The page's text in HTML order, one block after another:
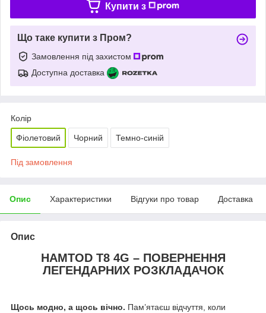
Купити з
Що таке купити з Пром?
Замовлення під захистом
Доступна доставка
Колір
Фіолетовий Чорний Темно-синій
Під замовлення
Опис Характеристики Відгуки про товар Доставка
Опис
HAMTOD T8 4G – ПОВЕРНЕННЯ
ЛЕГЕНДАРНИХ РОЗКЛАДАЧОК
Щось модно, а щось вічно. Пам’ятаєш відчуття, коли